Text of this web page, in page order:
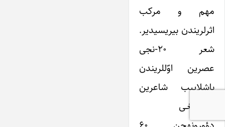
مهم و‎ مرکب
اثرلریندن بیریسی‎دیر.
شعر ۲۰-نجی
عصرین اوّل‎لریندن
باشلاییب شاعرین
یاشادیغـی